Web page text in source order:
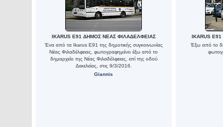
IKARUS E91 ΔΗΜΟΣ ΝΕΑΣ ΦΙΛΑΔΕΛΦΕΙΑΣ
Ένα από τα Ikarus E91 της δημοτικής συγκοινωνίας
Νέας Φιλαδέλφειας, φωτογραφημένο έξω από το
δημαρχείο της Νέας Φιλαδέλφειας, επί της οδού
Δεκελείας, στις 9/3/2016.
Giannis
IKARUS
Έξω από το